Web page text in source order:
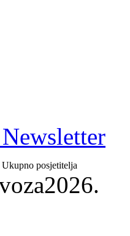
Ukupno posjetitelja
2026.